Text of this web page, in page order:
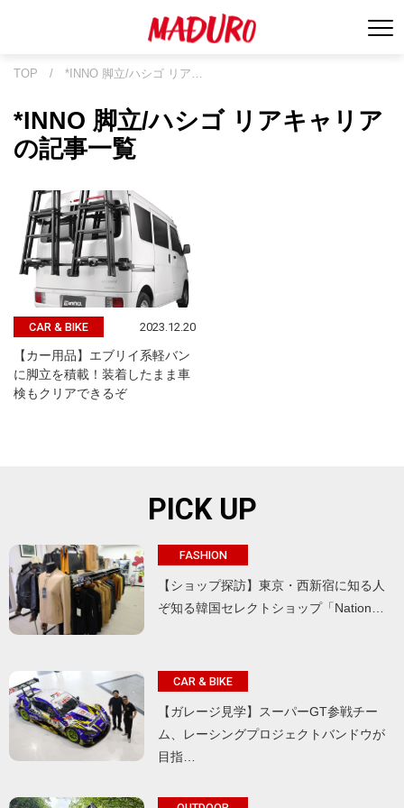
TOP / *INNO 脚立/ハシゴ リア…
*INNO 脚立/ハシゴ リアキャリア
の記事一覧
CAR & BIKE 2023.12.20
【カー用品】エブリイ系軽バン
に脚立を積載！装着したまま車
検もクリアできるぞ
PICK UP
FASHION
【ショップ探訪】東京・西新宿に知る人
ぞ知る韓国セレクトショップ「Nation…
CAR & BIKE
【ガレージ見学】スーパーGT参戦チー
ム、レーシングプロジェクトバンドウが
目指…